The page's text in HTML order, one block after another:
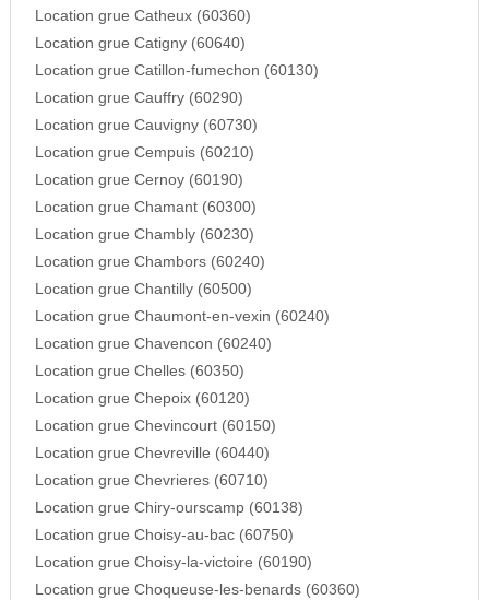
Location grue Catheux (60360)
Location grue Catigny (60640)
Location grue Catillon-fumechon (60130)
Location grue Cauffry (60290)
Location grue Cauvigny (60730)
Location grue Cempuis (60210)
Location grue Cernoy (60190)
Location grue Chamant (60300)
Location grue Chambly (60230)
Location grue Chambors (60240)
Location grue Chantilly (60500)
Location grue Chaumont-en-vexin (60240)
Location grue Chavencon (60240)
Location grue Chelles (60350)
Location grue Chepoix (60120)
Location grue Chevincourt (60150)
Location grue Chevreville (60440)
Location grue Chevrieres (60710)
Location grue Chiry-ourscamp (60138)
Location grue Choisy-au-bac (60750)
Location grue Choisy-la-victoire (60190)
Location grue Choqueuse-les-benards (60360)